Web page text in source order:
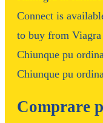
Connect is
to buy from
Chiunque pu
Chiunque pu
Comprare